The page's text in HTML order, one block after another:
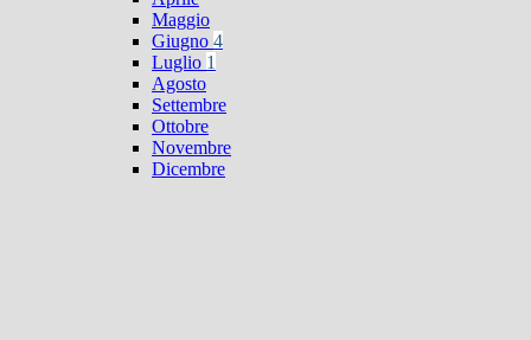
Maggio
Giugno 4
Luglio 1
Agosto
Settembre
Ottobre
Novembre
Dicembre